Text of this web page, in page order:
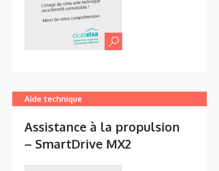
Aide technique
Assistance à la propulsion
– SmartDrive MX2